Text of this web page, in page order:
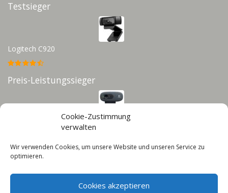
Cookie-Zustimmung
verwalten
Wir verwenden Cookies, um unsere Website und unseren Service zu
optimieren.
Cookies akzeptieren
Testsieger
Logitech C920
Preis-Leistungssieger
Infos